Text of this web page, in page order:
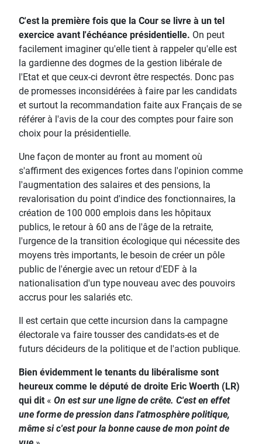
C'est la première fois que la Cour se livre à un tel
exercice avant l'échéance présidentielle. On peut
facilement imaginer qu'elle tient à rappeler qu'elle est
la gardienne des dogmes de la gestion libérale de
l'Etat et que ceux-ci devront être respectés. Donc pas
de promesses inconsidérées à faire par les candidats
et surtout la recommandation faite aux Français de se
référer à l'avis de la cour des comptes pour faire son
choix pour la présidentielle.
Une façon de monter au front au moment où
s'affirment des exigences fortes dans l'opinion comme
l'augmentation des salaires et des pensions, la
revalorisation du point d'indice des fonctionnaires, la
création de 100 000 emplois dans les hôpitaux
publics, le retour à 60 ans de l'âge de la retraite,
l'urgence de la transition écologique qui nécessite des
moyens très importants, le besoin de créer un pôle
public de l'énergie avec un retour d'EDF à la
nationalisation d'un type nouveau avec des pouvoirs
accrus pour les salariés etc.
Il est certain que cette incursion dans la campagne
électorale va faire tousser des candidats-es et de
futurs décideurs de la politique et de l'action publique.
Bien évidemment le tenants du libéralisme sont
heureux comme le député de droite Eric Woerth (LR)
qui dit « On est sur une ligne de crête. C'est en effet
une forme de pression dans l'atmosphère politique,
même si c'est pour la bonne cause de mon point de